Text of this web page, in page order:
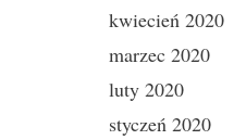
kwiecień 2020
marzec 2020
luty 2020
styczeń 2020